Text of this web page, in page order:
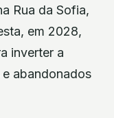
Rua da Sofia,
em 2028,
inverter a
abandonados